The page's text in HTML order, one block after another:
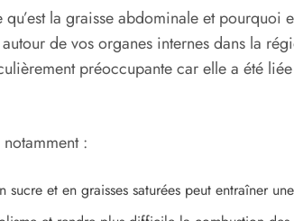
la graisse abdominale et pourquoi
de vos organes internes dans la
préoccupante car elle a été
:
sucre et en graisses saturées peut entraîner